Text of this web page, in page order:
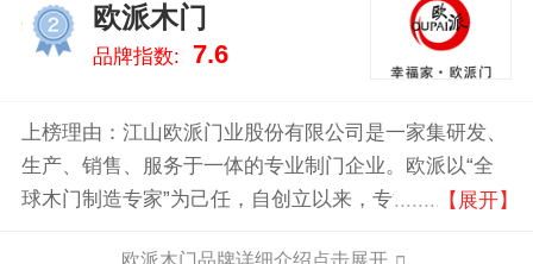
欧派木门
品牌指数: 7.6
上榜理由：江山欧派门业股份有限公司是一家集研发、
生产、销售、服务于一体的专业制门企业。欧派以“全
球木门制造专家”为己任，自创立以来，专注于木门，
【展开】
欧派木门品牌详细介绍点击展开